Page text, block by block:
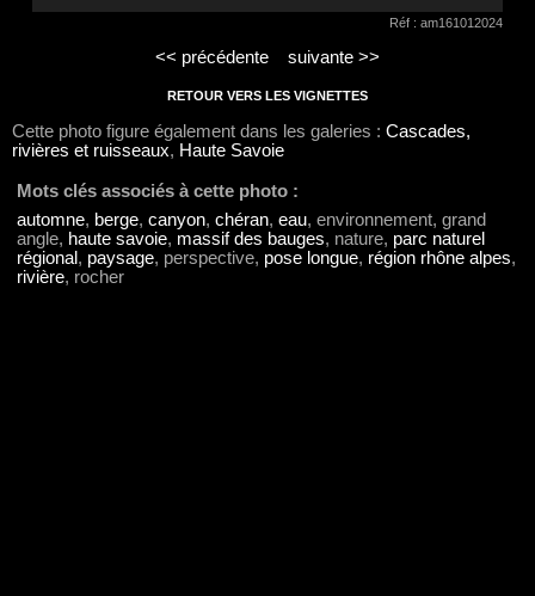
Réf : am161012024
<< précédente suivante >>
RETOUR VERS LES VIGNETTES
Cette photo figure également dans les galeries : Cascades,
rivières et ruisseaux, Haute Savoie
Mots clés associés à cette photo :
automne, berge, canyon, chéran, eau, environnement, grand
angle, haute savoie, massif des bauges, nature, parc naturel
régional, paysage, perspective, pose longue, région rhône alpes,
rivière, rocher